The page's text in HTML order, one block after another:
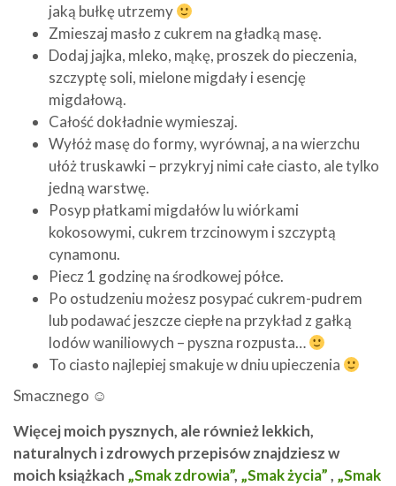
jaką bułkę utrzemy
Zmieszaj masło z cukrem na gładką masę.
Dodaj jajka, mleko, mąkę, proszek do pieczenia,
szczyptę soli, mielone migdały i esencję
migdałową.
Całość dokładnie wymieszaj.
Wyłóż masę do formy, wyrównaj, a na wierzchu
ułóż truskawki – przykryj nimi całe ciasto, ale tylko
jedną warstwę.
Posyp płatkami migdałów lu wiórkami
kokosowymi, cukrem trzcinowym i szczyptą
cynamonu.
Piecz 1 godzinę na środkowej półce.
Po ostudzeniu możesz posypać cukrem-pudrem
lub podawać jeszcze ciepłe na przykład z gałką
lodów waniliowych – pyszna rozpusta…
To ciasto najlepiej smakuje w dniu upieczenia
Smacznego ☺
Więcej moich pysznych, ale również lekkich,
naturalnych i zdrowych przepisów znajdziesz w
moich książkach „Smak zdrowia”, „Smak życia”, „Smak